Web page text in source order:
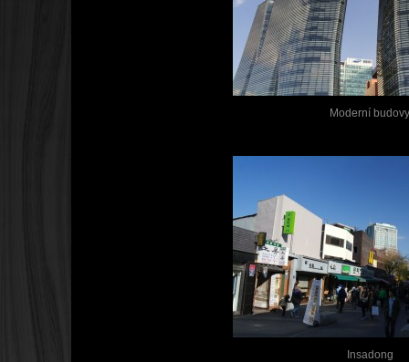
Moderní budovy
Insadong